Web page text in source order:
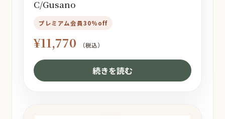
C/Gusano
プレミアム会員30%off
¥11,770 （税込）
続きを読む